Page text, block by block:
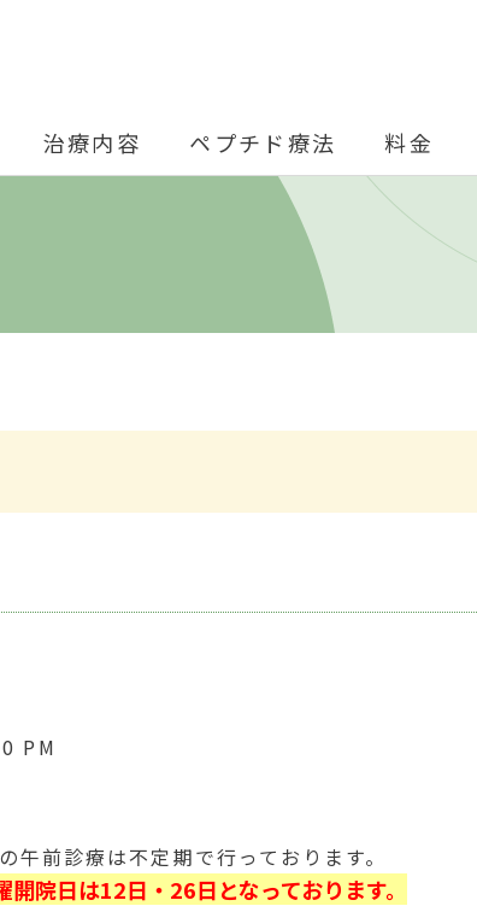
治療内容 ペプチド療法 料金
PM
午前診療は不定期で行っております。
開院日は12日・26日となっております。